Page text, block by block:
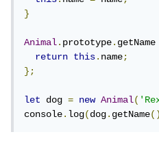
}
Animal.prototype.
return
this.name;
};
let dog = new Animal(
console.log(dog.getName